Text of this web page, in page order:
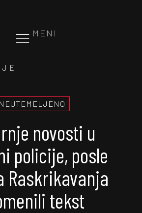
MENI
NEUTEMELJENO
novosti u
policije, posle
Raskrikavanja
tekst